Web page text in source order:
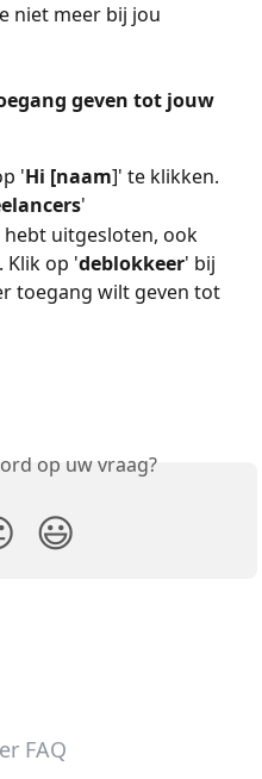
niet meer bij jou
geven tot jouw
'Hi [naam]' te klikken.
'
hebt uitgesloten, ook
Klik op 'deblokkeer' bij
toegang wilt geven tot
op uw vraag?
😃